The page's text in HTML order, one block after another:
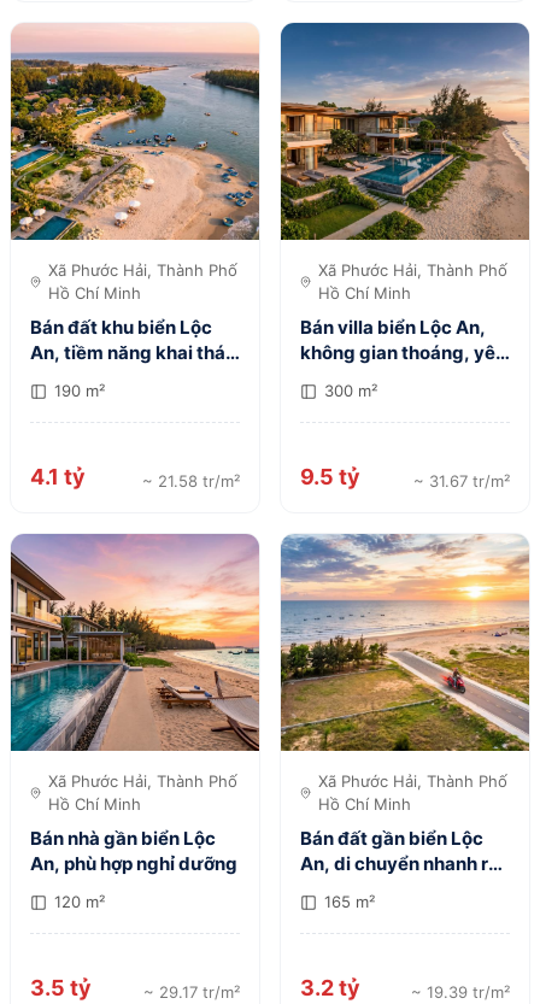
Xã Phước Hải, Thành Phố
Hồ Chí Minh
Bán đất khu biển Lộc
An, tiềm năng khai thác
190 m²
4.1 tỷ ~ 21.58 tr/m²
Xã Phước Hải, Thành Phố
Hồ Chí Minh
Bán villa biển Lộc An,
không gian thoáng, yên
300 m²
9.5 tỷ ~ 31.67 tr/m²
Xã Phước Hải, Thành Phố
Hồ Chí Minh
Bán nhà gần biển Lộc
An, phù hợp nghỉ dưỡng
120 m²
3.5 tỷ ~ 29.17 tr/m²
Xã Phước Hải, Thành Phố
Hồ Chí Minh
Bán đất gần biển Lộc
An, di chuyển nhanh ra
165 m²
3.2 tỷ ~ 19.39 tr/m²